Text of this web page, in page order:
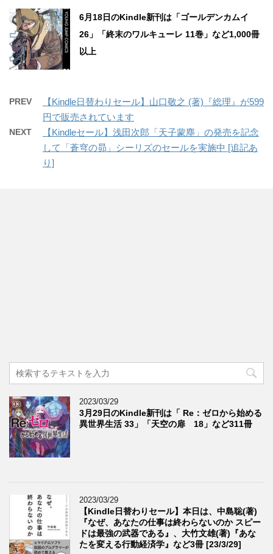
6月18日のKindle新刊は「ゴールデンカムイ
26」「終末のワルキューレ 11巻」など1,000冊
以上
PREV
【Kindle日替わりセール】山口敬之 (著)『総理』が599
円で販売されています
NEXT
【Kindleセール】浅田次郎「天子蒙塵」の発売を記念
して「蒼穹の昴」シーリズのセールを実施中 [追記あ
り]
2023/03/29
3月29日のKindle新刊は「 Re：ゼロから始める
異世界生活 33」「天空の扉 18」など311冊
2023/03/29
【Kindle日替わりセール】本日は、中島聡(著)
『なぜ、あなたの仕事は終わらないのか スピー
ドは最強の武器である』、大竹文雄(著)『あな
たを変える行動経済学』など3冊 [23/3/29]